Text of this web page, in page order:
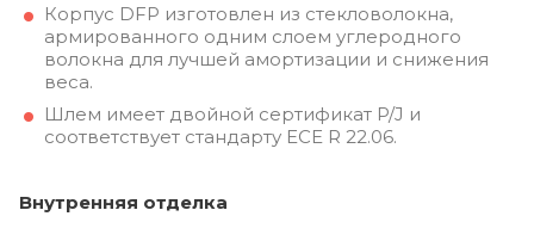
Корпус DFP ​​изготовлен из стекловолокна,
армированного одним слоем углеродного
волокна для лучшей амортизации и снижения
веса.
Шлем имеет двойной сертификат P/J и
соответствует стандарту ECE R 22.06.
Внутренняя отделка